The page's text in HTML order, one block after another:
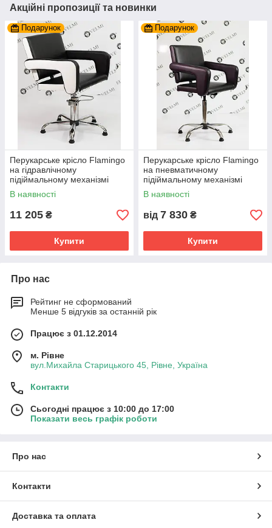
Акційні пропозиції та новинки
Подарунок
Перукарське крісло Flamingo
на гідравлічному
підіймальному механізмі
В наявності
11 205 ₴
Купити
Подарунок
Перукарське крісло Flamingo
на пневматичному
підіймальному механізмі
В наявності
від 7 830 ₴
Купити
Про нас
Рейтинг не сформований
Менше 5 відгуків за останній рік
Працює з 01.12.2014
м. Рівне
вул.Михайла Старицького 45, Рівне, Україна
Контакти
Сьогодні працює з 10:00 до 17:00
Показати весь графік роботи
Про нас
Контакти
Доставка та оплата